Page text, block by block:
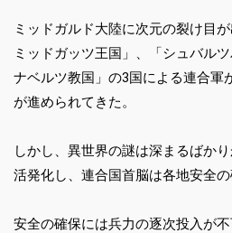
ミッドガルド大陸に次元の裂け目
ミッドガッツ王国」、「シュバル
ナベルツ教国」の3国による連合軍
が進められてきた。
しかし、異世界の謎は深まるばか
活発化し、連合国首脳は各地安全の
安全の確保には兵力の逐次投入が